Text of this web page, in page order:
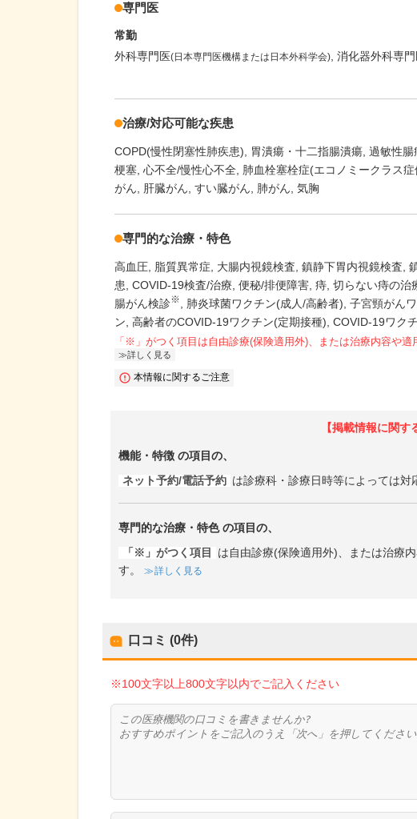
専門医
常勤
外科専門医(日本専門医機構または日本外科学会) 消化器外科専
治療/対応可能な疾患
COPD(慢性閉塞性肺疾患) 胃潰瘍・十二指腸潰瘍 過敏性腸
梗塞 心不全/慢性心不全 肺血栓塞栓症(エコノミークラス症
がん
肝臓がん すい臓がん 肺がん 気胸
専門的な治療・特色
高血圧 脂質異常症 大腸内視鏡検査 鎮静下胃内視鏡検査
患 COVID-19検査/治療 便秘/排便障害 痔 切らない痔の治
腸がん検診※ 肺炎球菌ワクチン(成人/高齢者) 子宮頸がん
ン 高齢者のCOVID-19ワクチン(定期接種) COVID-19ワク
「※」がつく項目は自由診療(保険適用外)、または治療内容や適
詳しく見る
本情報に関するご注意
【掲載情報に関す
機能・特徴 の項目の、
ネット予約/電話予約 は診療科・診療日時等によっては対
専門的な治療・特色の項目の、
「※」がつく項目
は自由診療(保険適用外)、または治療
す。
詳しく見る
口コミ (0件)
※100文字以上800文字以内でご記入ください